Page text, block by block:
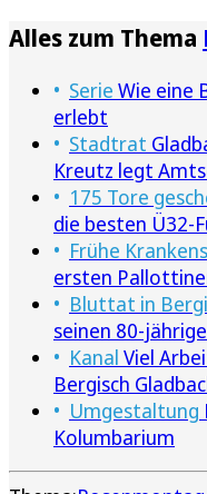
Alles zum Thema
Serie Wie eine
erlebt
Stadtrat
Kreutz legt
175 Tore
die besten Ü32-
Frühe
ersten
Bluttat in
seinen 80-
Kanal Viel
Bergisch
Umgestaltung
Kolumbarium